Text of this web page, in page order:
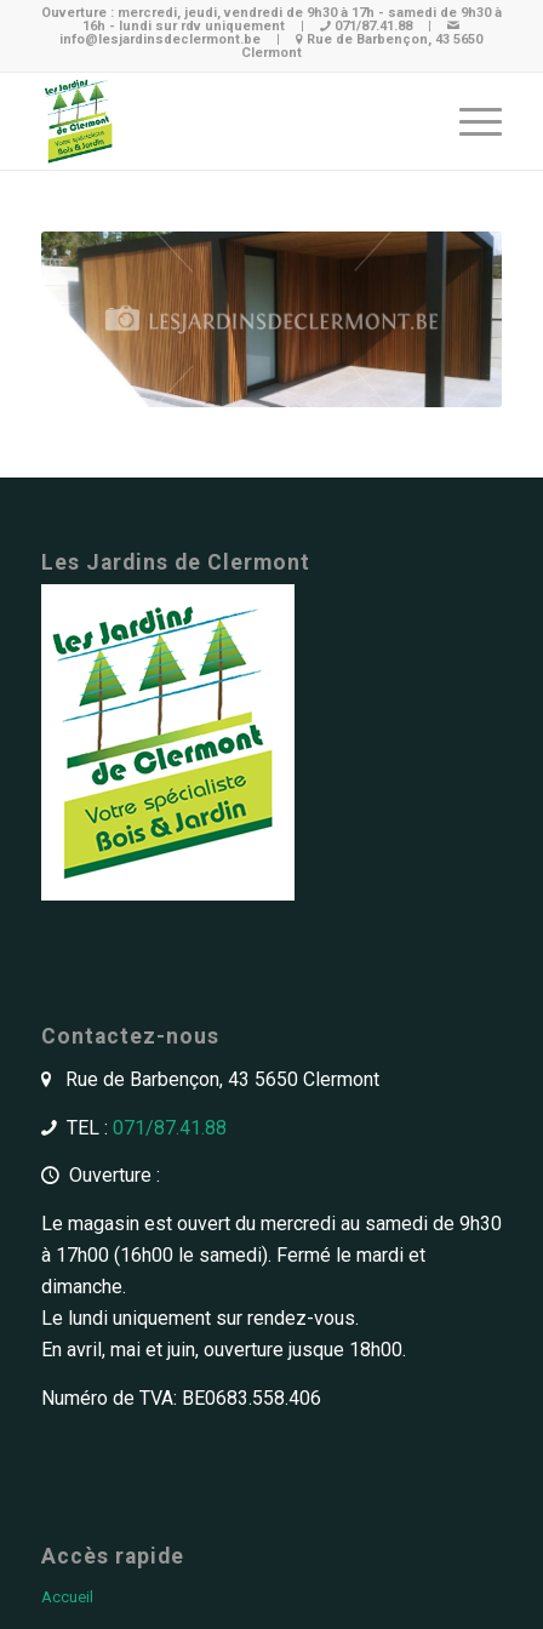
Ouverture : mercredi, jeudi, vendredi de 9h30 à 17h - samedi de 9h30 à
16h - lundi sur rdv uniquement
| 071/87.41.88
|
info@lesjardinsdeclermont.be
|
Rue de Barbençon, 43 5650
Clermont
Les Jardins de Clermont
Contactez-nous
Rue de Barbençon, 43 5650 Clermont
TEL : 071/87.41.88
Ouverture :
Le magasin est ouvert du mercredi au samedi de 9h30
à 17h00 (16h00 le samedi). Fermé le mardi et
dimanche.
Le lundi uniquement sur rendez-vous.
En avril, mai et juin, ouverture jusque 18h00.
Numéro de TVA: BE0683.558.406
Accès rapide
Accueil